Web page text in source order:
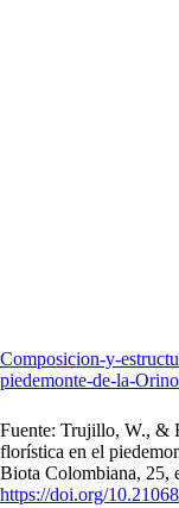
Composicion-y-
piedemonte-de-la-
Fuente: Trujillo, W., &
florística en el
Biota Colombiana, 25,
https://doi.org/